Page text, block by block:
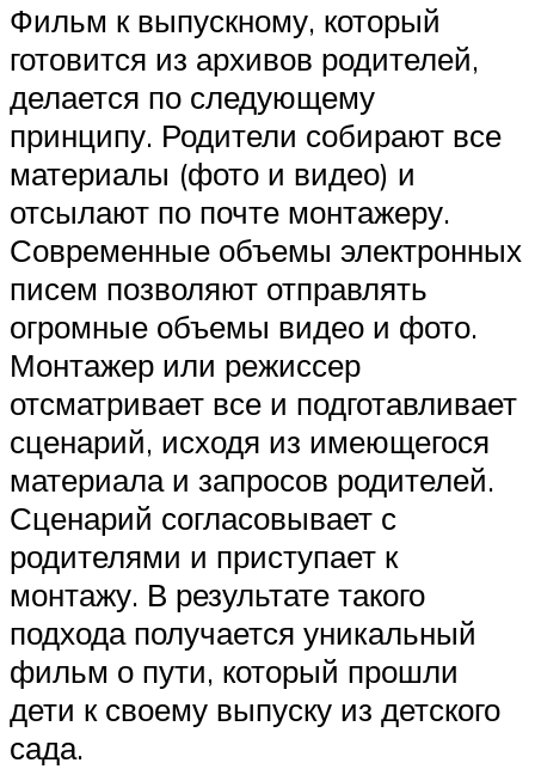
Фильм к выпускному, который
готовится из архивов родителей,
делается по следующему
принципу. Родители собирают все
материалы (фото и видео) и
отсылают по почте монтажеру.
Современные объемы электронных
писем позволяют отправлять
огромные объемы видео и фото.
Монтажер или режиссер
отсматривает все и подготавливает
сценарий, исходя из имеющегося
материала и запросов родителей.
Сценарий согласовывает с
родителями и приступает к
монтажу. В результате такого
подхода получается уникальный
фильм о пути, который прошли
дети к своему выпуску из детского
сада.